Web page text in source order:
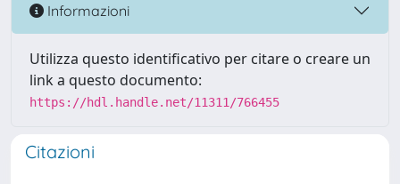
Informazioni
Utilizza questo identificativo per citare o creare un
link a questo documento:
https://hdl.handle.net/11311/766455
Citazioni